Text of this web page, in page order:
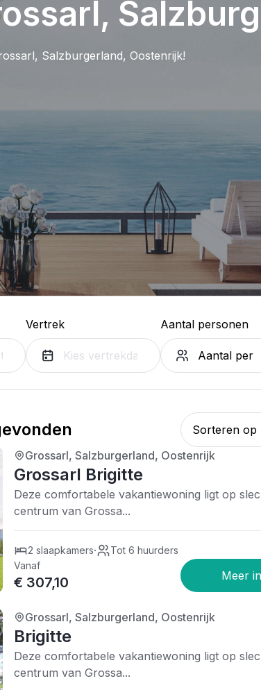
Salzburgerland, Oostenrijk!
Vertrek Aantal personen
Grossarl, Salzburgerland, Oostenrijk
Grossarl Brigitte
Deze comfortabele vakantiewoning ligt op
centrum van Grossa...
2 slaapkamers·
Tot 6 huurders
Vanaf
€ 307,10
Grossarl, Salzburgerland, Oostenrijk
Brigitte
Deze comfortabele vakantiewoning ligt op
centrum van Grossa...